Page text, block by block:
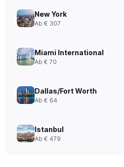
New York
Ab € 307
Miami International
Ab € 70
Dallas/Fort Worth
Ab € 64
Istanbul
Ab € 479